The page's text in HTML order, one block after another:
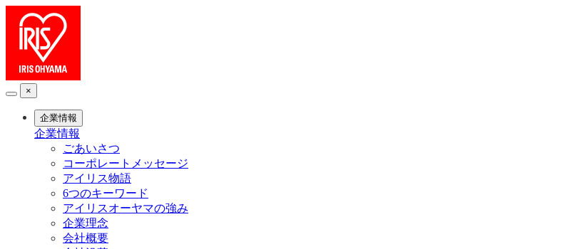
×
企業情報
企業情報
ごあいさつ
コーポレートメッセージ
アイリス物語
6つのキーワード
アイリスオーヤマの強み
企業理念
会社概要